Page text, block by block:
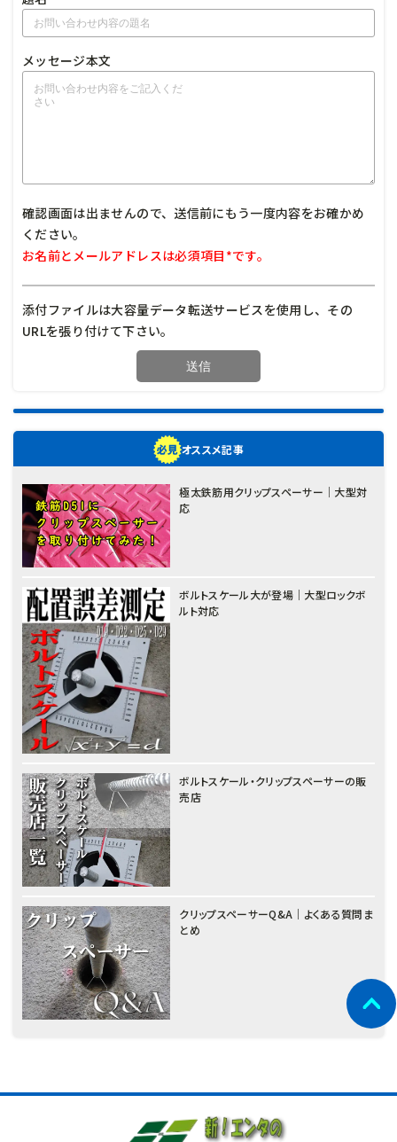
メッセージ本文
確認画面は出ませんので、送信前にもう一度内容をお確かめ
ください。
お名前とメールアドレスは必須項目*です。
添付ファイルは大容量データ転送サービスを使用し、その
URLを張り付けて下さい。
オススメ記事
極太鉄筋用クリップスペーサー｜大型対
応
ボルトスケール大が登場｜大型ロックボ
ルト対応
ボルトスケール・クリップスペーサーの販
売店
クリップスペーサーQ&A｜よくある質問ま
とめ